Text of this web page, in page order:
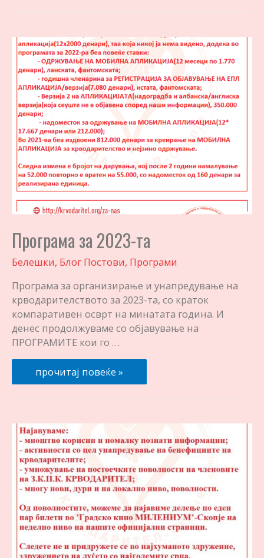
Програма за 2023-та
Белешки, Блог Постови, Програми
Програмa за организирање и унапредување на
крводарителството за 2023-та, со краток
компаративен осврт на минатата година. И
денес продолжуваме со објавување на
ПРОГРАМИТЕ кои го …
Програма
за
2023-
прочитај повеќе »